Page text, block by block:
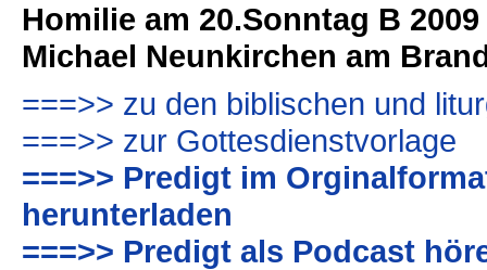
Homilie am 20.Sonntag B
Michael Neunkirchen am
===>> zu den biblischen und
===>> zur Gottesdienstvorlage
===>> Predigt im
herunterladen
===>> Predigt als Podcast